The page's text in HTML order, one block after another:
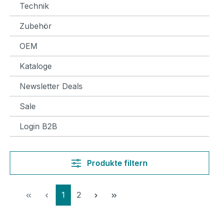
Technik
Zubehör
OEM
Kataloge
Newsletter Deals
Sale
Login B2B
Produkte filtern
Seite
1 Seite
2